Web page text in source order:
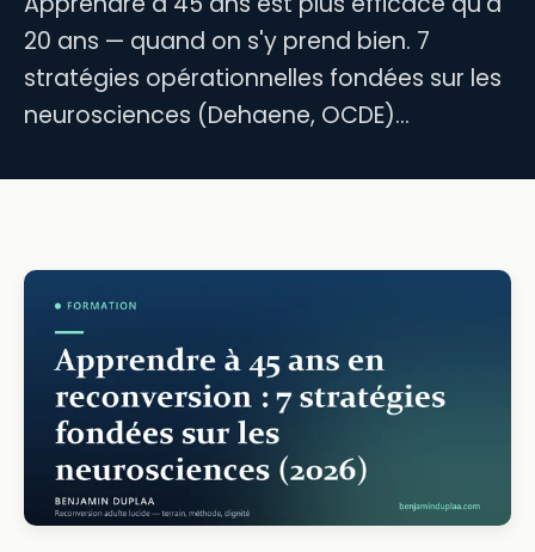
20 ans — quand on s'y prend bien. 7
stratégies opérationnelles fondées sur les
neurosciences (Dehaene, OCDE)…